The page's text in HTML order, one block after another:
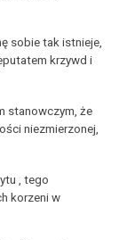
sobie tak istnieje,
krzywd i
stanowczym, że
niezmierzonej,
, tego
korzeni w